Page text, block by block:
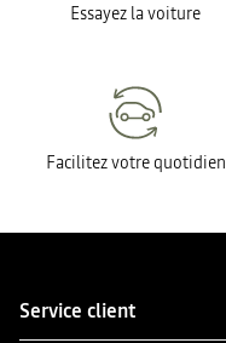
Essayez la voiture
Facilitez votre quotidien
Service client